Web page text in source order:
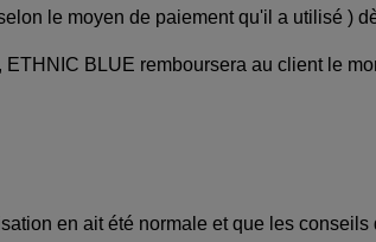
le moyen de paiement qu'il a utilisé )
BLUE remboursera au client le
en ait été normale et que les conseils